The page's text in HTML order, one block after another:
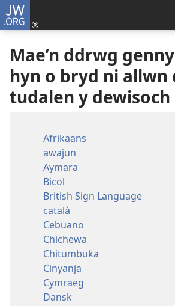
JW.ORG
Mae’n ddrwg
hyn o bryd ni allwn
tudalen y dewisoch
Afrikaans
awajun
Aymara
Bicol
British Sign Language
català
Cebuano
Chichewa
Chitumbuka
Cinyanja
Cymraeg
Dansk